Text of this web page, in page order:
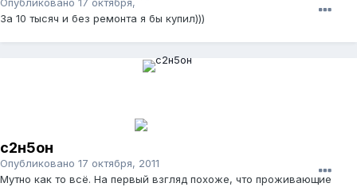
Опубликовано 17 октября, 2011
За 10 тысяч и без ремонта я бы купил)))
с2н5он
Опубликовано 17 октября, 2011
Мутно как то всё. На первый взгляд похоже, что проживающие